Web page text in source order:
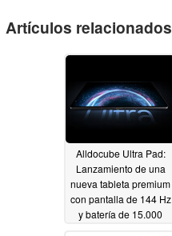
Artículos relacionados
Alldocube Ultra Pad:
Lanzamiento de una
nueva tableta premium
con pantalla de 144 Hz
y batería de 15.000